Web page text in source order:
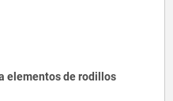
elementos de rodillos